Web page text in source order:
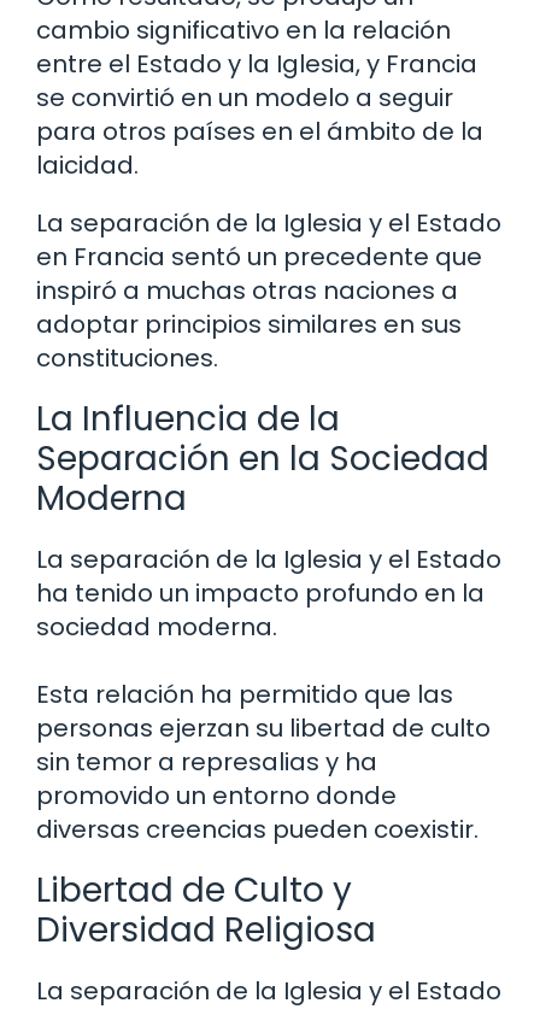
cambio significativo en la relación
entre el Estado y la Iglesia, y Francia
se convirtió en un modelo a seguir
para otros países en el ámbito de la
laicidad.
La separación de la Iglesia y el Estado
en Francia sentó un precedente que
inspiró a muchas otras naciones a
adoptar principios similares en sus
constituciones.
La Influencia de la
Separación en la Sociedad
Moderna
La separación de la Iglesia y el Estado
ha tenido un impacto profundo en la
sociedad moderna.
Esta relación ha permitido que las
personas ejerzan su libertad de culto
sin temor a represalias y ha
promovido un entorno donde
diversas creencias pueden coexistir.
Libertad de Culto y
Diversidad Religiosa
La separación de la Iglesia y el Estado